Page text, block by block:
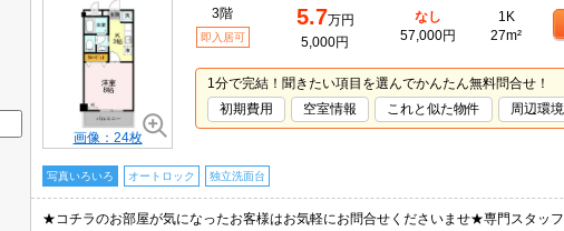
画像：24枚
3階
即入居可
5.7万円
5,000円
なし
57,000円
1K
27m²
1分で完結！聞きたい項目を選んでかんたん無料問合せ！
初期費用
空室情報 これと似た物件 周辺環境
写真いろいろ オートロック 独立洗面台